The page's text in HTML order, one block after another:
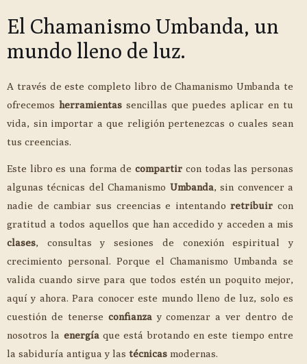
El Chamanismo Umbanda, un
mundo lleno de luz.
A través de este completo libro de Chamanismo Umbanda te
ofrecemos herramientassencillas que puedes aplicar en tu
vida, sin importar a que religión pertenezcas o cuales sean
tus creencias.
Este libro es una forma decompartir con todas las personas
algunas técnicas del Chamanismo Umbanda, sin convencer a
nadie de cambiar sus creencias e intentandoretribuir con
gratitud a todos aquellos que han accedido y acceden a mis
clases, consultas y sesiones de conexión espiritual y
crecimiento personal. Porque el Chamanismo Umbanda se
valida cuando sirve para que todos estén un poquito mejor,
aquí y ahora. Para conocer este mundo lleno de luz, solo es
cuestión de tenerse confianzay comenzar a ver dentro de
nosotros la energíaque está brotando en este tiempo entre
la sabiduría antigua y las técnicas modernas.